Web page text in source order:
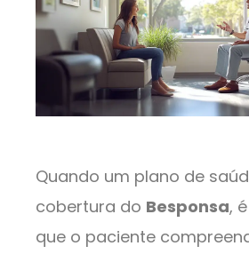
Quando um plano de
cobertura do Besponsa,
que o paciente